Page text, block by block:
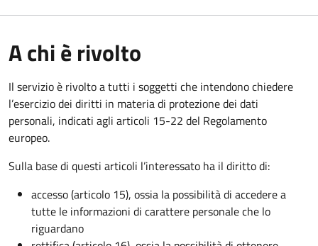
A chi è rivolto
Il servizio è rivolto a tutti i soggetti che intendono chiedere
l’esercizio dei diritti in materia di protezione dei dati
personali, indicati agli articoli 15-22 del Regolamento
europeo.
Sulla base di questi articoli l’interessato ha il diritto di:
accesso (articolo 15), ossia la possibilità di accedere a
tutte le informazioni di carattere personale che lo
riguardano